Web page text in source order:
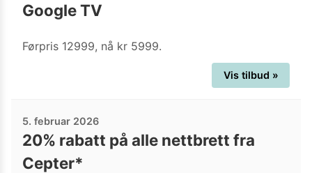
Google TV
Førpris 12999, nå kr 5999.
Vis tilbud »
5. februar 2026
20% rabatt på alle nettbrett fra
Cepter*